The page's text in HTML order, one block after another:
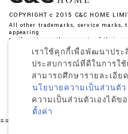
COPYRIGHT c 2015 C&C HOME
All other trademarks, service marks,
appearing
on the site are the property of their
By entering your email
benefits, You may
เราใช้คุกกี้เพื่อพัฒนาปร
ประสบการณ์ที่ดีในการใ
สามารถศึกษารายละเอีย
นโยบายความเป็นส่วนตัว
ความเป็นส่วนตัวเองได้ข
ตั้งค่า
========= -->